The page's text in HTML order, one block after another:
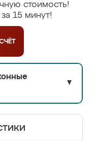
стоимость!
15 минут!
▼